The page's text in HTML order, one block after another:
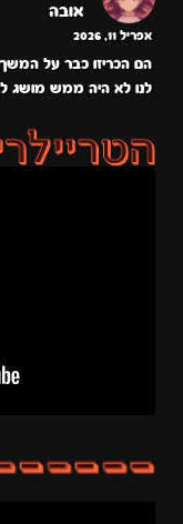
אובה
אפריל 11, 2026
הם הכריזו כבר על
לנו לא היה ממש מושג